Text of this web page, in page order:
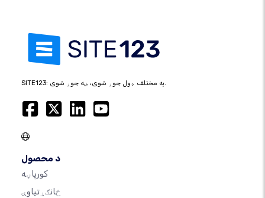
SITE123: په مختلف ډول جوړ شوی، ښه جوړ شوی.
د محصول
کورپاڼه
ځانګړتیاوې